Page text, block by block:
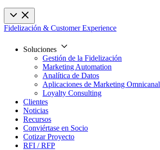
Fidelización & Customer Experience
Soluciones
Gestión de la Fidelización
Marketing Automation
Analítica de Datos
Aplicaciones de Marketing Omnicanal
Loyalty Consulting
Clientes
Noticias
Recursos
Conviértase en Socio
Cotizar Proyecto
RFI / RFP